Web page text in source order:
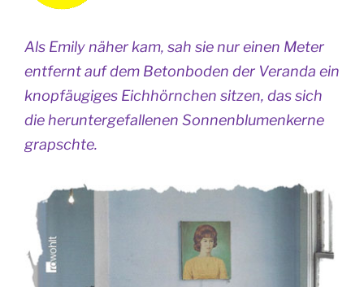
Als Emily näher kam, sah sie nur einen Meter
entfernt auf dem Betonboden der Veranda ein
knopfäugiges Eichhörnchen sitzen, das sich
die heruntergefallenen Sonnenblumenkerne
grapschte.